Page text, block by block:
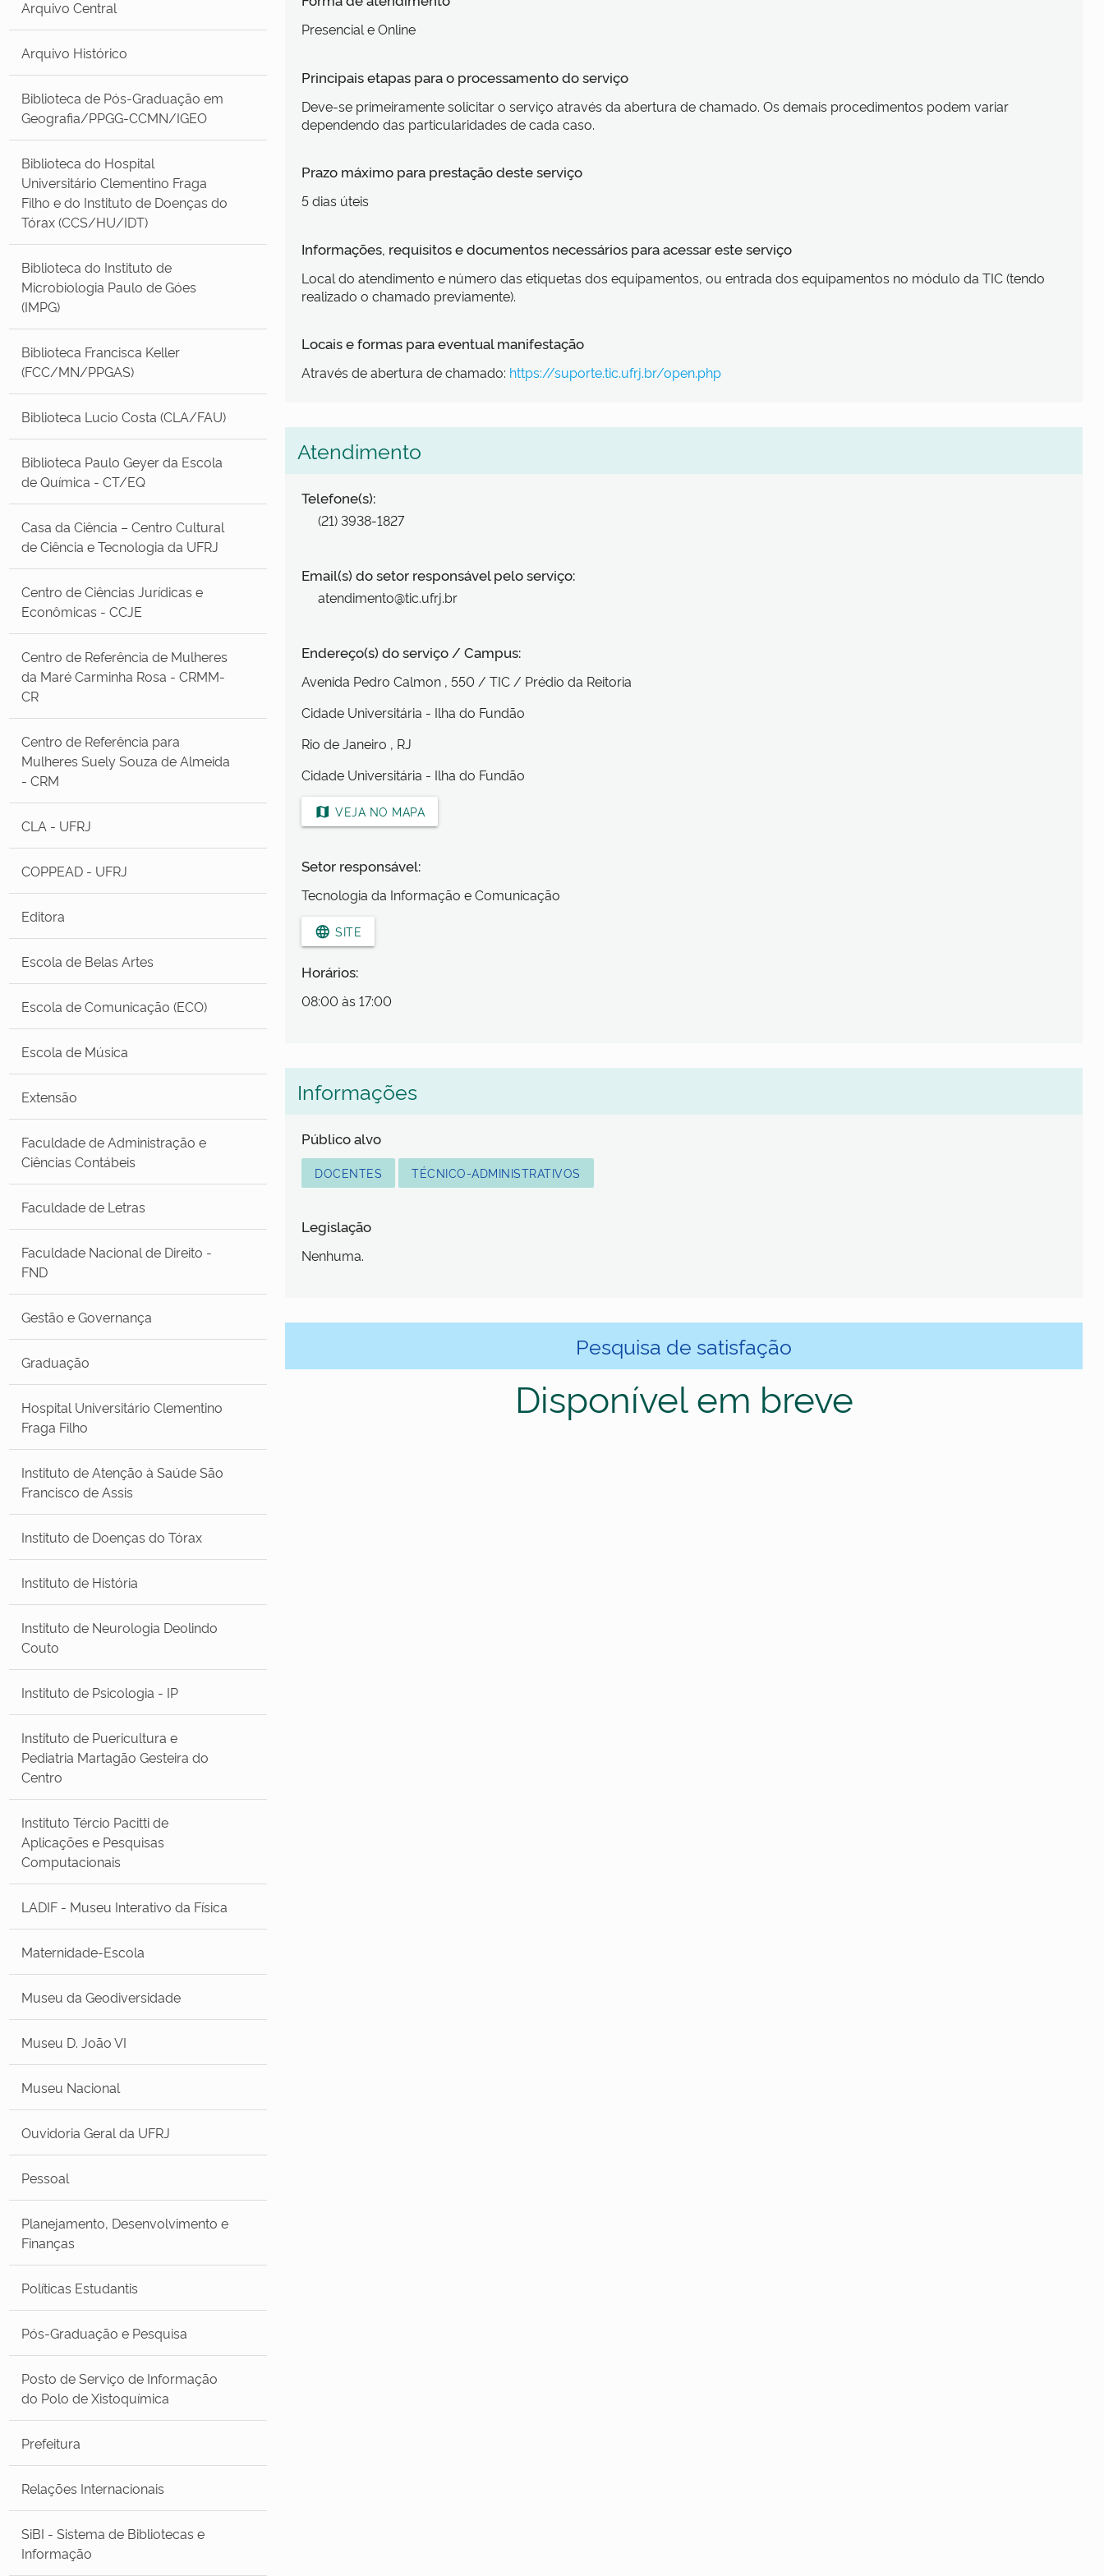
Arquivo Central
Arquivo Histórico
Biblioteca de Pós-Graduação em
Geografia/PPGG-CCMN/IGEO
Biblioteca do Hospital
Universitário Clementino Fraga
Filho e do Instituto de Doenças do
Tórax (CCS/HU/IDT)
Biblioteca do Instituto de
Microbiologia Paulo de Góes
(IMPG)
Biblioteca Francisca Keller
(FCC/MN/PPGAS)
Biblioteca Lucio Costa (CLA/FAU)
Biblioteca Paulo Geyer da Escola
de Química - CT/EQ
Casa da Ciência – Centro Cultural
de Ciência e Tecnologia da UFRJ
Centro de Ciências Jurídicas e
Econômicas - CCJE
Centro de Referência de Mulheres
da Maré Carminha Rosa - CRMM-
CR
Centro de Referência para
Mulheres Suely Souza de Almeida
- CRM
CLA - UFRJ
COPPEAD - UFRJ
Editora
Escola de Belas Artes
Escola de Comunicação (ECO)
Escola de Música
Extensão
Faculdade de Administração e
Ciências Contábeis
Faculdade de Letras
Faculdade Nacional de Direito -
FND
Gestão e Governança
Graduação
Hospital Universitário Clementino
Fraga Filho
Instituto de Atenção à Saúde São
Francisco de Assis
Instituto de Doenças do Tórax
Instituto de História
Instituto de Neurologia Deolindo
Couto
Instituto de Psicologia - IP
Instituto de Puericultura e
Pediatria Martagão Gesteira do
Centro
Instituto Tércio Pacitti de
Aplicações e Pesquisas
Computacionais
LADIF - Museu Interativo da Física
Maternidade-Escola
Museu da Geodiversidade
Museu D. João VI
Museu Nacional
Ouvidoria Geral da UFRJ
Pessoal
Planejamento, Desenvolvimento e
Finanças
Políticas Estudantis
Pós-Graduação e Pesquisa
Posto de Serviço de Informação
do Polo de Xistoquímica
Prefeitura
Relações Internacionais
SiBI - Sistema de Bibliotecas e
Informação
Presencial e Online
Principais etapas para o processamento do serviço
Deve-se primeiramente solicitar o serviço através da abertura de chamado. Os demais procedimentos podem variar
dependendo das particularidades de cada caso.
Prazo máximo para prestação deste serviço
5 dias úteis
Informações, requisitos e documentos necessários para acessar este serviço
Local do atendimento e número das etiquetas dos equipamentos, ou entrada dos equipamentos no módulo da TIC (tendo
realizado o chamado previamente).
Locais e formas para eventual manifestação
Através de abertura de chamado: https://suporte.tic.ufrj.br/open.php
Atendimento
Telefone(s):
(21) 3938-1827
Email(s) do setor responsável pelo serviço:
atendimento@tic.ufrj.br
Endereço(s) do serviço / Campus:
Avenida Pedro Calmon , 550 / TIC / Prédio da Reitoria
Cidade Universitária - Ilha do Fundão
Rio de Janeiro , RJ
Cidade Universitária - Ilha do Fundão
map VEJA NO MAPA
Setor responsável:
Tecnologia da Informação e Comunicação
language SITE
Horários:
08:00 às 17:00
Informações
Público alvo
DOCENTES TÉCNICO-ADMINISTRATIVOS
Legislação
Nenhuma.
Pesquisa de satisfação
Disponível em breve